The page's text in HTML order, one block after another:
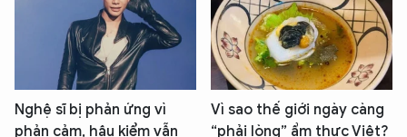
Nghệ sĩ bị phản ứng vì
phản cảm, hậu kiểm vẫn
Vì sao thế giới ngày càng
“phải lòng” ẩm thực Việt?